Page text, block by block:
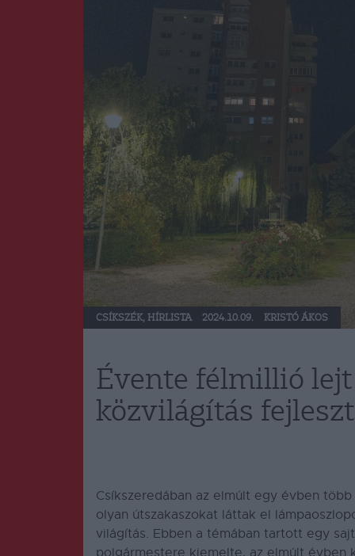
CSÍKSZÉK, HÍRLISTA 2024.10.09. KRISTÓ ÁKOS
Évente félmillió lejt
közvilágítás
Csíkszeredában az elmúlt egy évben
olyan útszakaszokat láttak el
világítás. Ebben a témában tartott egy